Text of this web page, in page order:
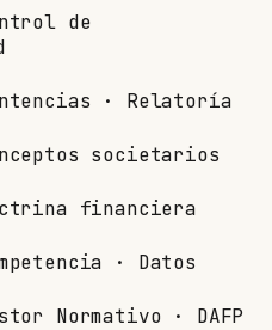
de
· Relatoría
societarios
financiera
· Datos
Normativo · DAFP